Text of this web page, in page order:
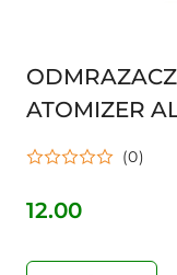
ATOMIZER
(0)
Cena:
12.00